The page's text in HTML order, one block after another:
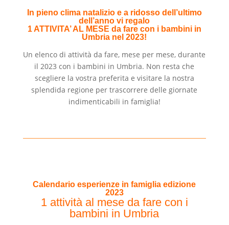
In pieno clima natalizio e a ridosso dell’ultimo
dell’anno vi regalo
1 ATTIVITA’ AL MESE da fare con i bambini in
Umbria nel 2023!
Un elenco di attività da fare, mese per mese, durante
il 2023 con i bambini in Umbria. Non resta che
scegliere la vostra preferita e visitare la nostra
splendida regione per trascorrere delle giornate
indimenticabili in famiglia!
Calendario esperienze in famiglia edizione
2023
1 attività al mese da fare con i
bambini in Umbria